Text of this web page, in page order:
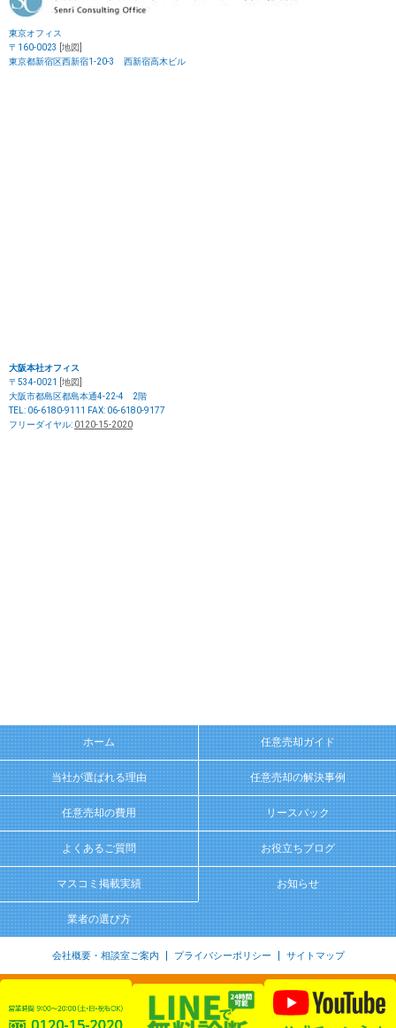
東京オフィス
〒160-0023
[地図]
東京都新宿区西新宿1-20-3 西新宿高木ビル
大阪本社オフィス
〒534-0021
[地図]
大阪市都島区都島本通4-22-4 2階
TEL: 06-6180-9111 FAX: 06-6180-9177
フリーダイヤル: 0120-15-2020
ホーム 任意売却ガイド
当社が選ばれる理由 任意売却の解決事例
任意売却の費用 リースバック
よくあるご質問 お役立ちブログ
マスコミ掲載実績 お知らせ
業者の選び方
会社概要・相談室ご案内 プライバシーポリシー サイトマップ
c senri-c.com All rights reserved.